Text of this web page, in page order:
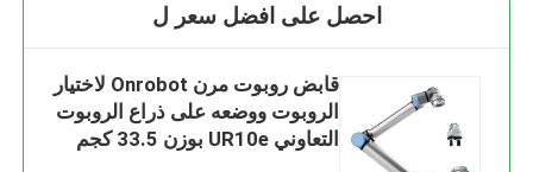
احصل على افضل سعر ل
قابض روبوت مرن Onrobot لاختيار
الروبوت ووضعه على ذراع الروبوت
التعاوني UR10e بوزن 33.5 كجم